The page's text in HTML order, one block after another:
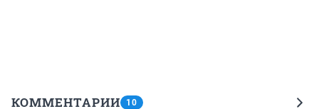
КОММЕНТАРИИ 10